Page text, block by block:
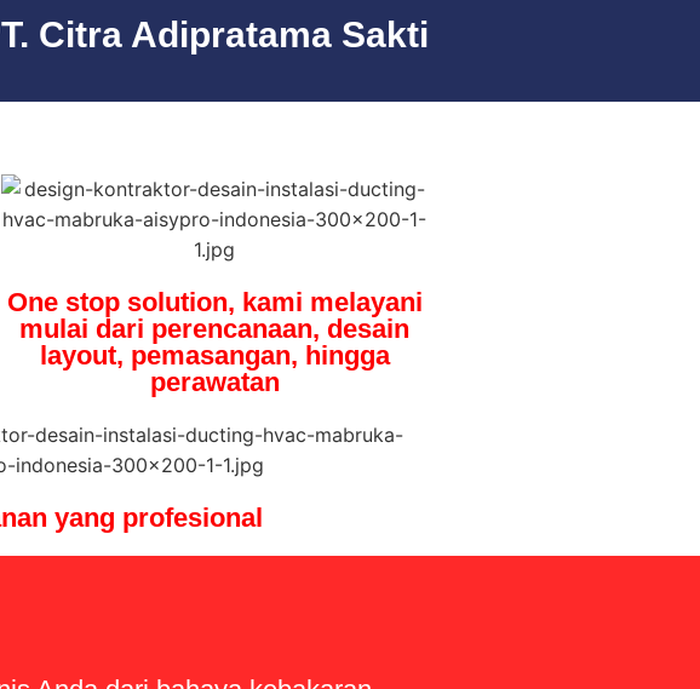
Citra Adipratama Sakti
One stop solution, kami melayani
mulai dari perencanaan, desain
layout, pemasangan, hingga
perawatan
yang profesional